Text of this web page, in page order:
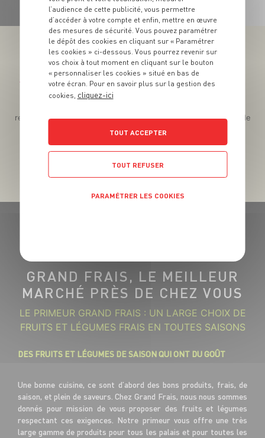
Téléchargez l’App pour profiter d’offres exclusives !
recettes gourmandes, des jeux inédits... le tout dans une seule
app !
GRAND FRAIS, LE MEILLEUR
MARCHÉ PRÈS DE CHEZ VOUS
LE PRIMEUR GRAND FRAIS : UN LARGE CHOIX DE
FRUITS ET LÉGUMES FRAIS EN TOUTES SAISONS
DES FRUITS ET LÉGUMES DE SAISON QUI ONT DU GOÛT
Une bonne cuisine, ce sont d’abord des bons produits, frais, de
saison, et plein de saveurs. Chez Grand Frais, nous nous sommes
donnés pour mission de vous proposer des fruits et légumes
respectant ces exigences. Notre primeur vous offre une très
large gamme de produits pour tous les palais et pour toutes les
l’audience de cette publicité, vous permettre
d’accéder à votre compte et enfin, mettre en œuvre
des mesures de sécurité. Vous pouvez paramétrer
le dépôt des cookies en cliquant sur « Paramétrer
les cookies » ci-dessous. Vous pourrez revenir sur
vos choix à tout moment en cliquant sur le bouton
« personnaliser les cookies » situé en bas de
votre écran. Pour en savoir plus sur la gestion des
cookies, cliquez-ici
TOUT ACCEPTER
TOUT REFUSER
PARAMÉTRER LES COOKIES